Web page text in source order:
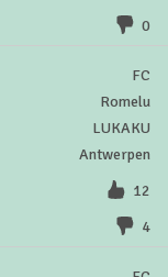
0
FC
Romelu
LUKAKU
Antwerpen
12
4